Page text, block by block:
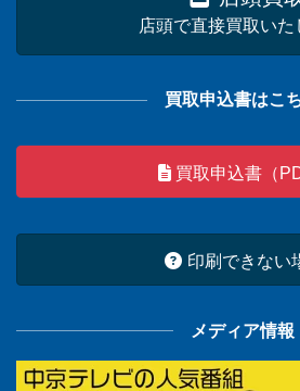
店頭で直接買取いた
買取申込書はこ
買取申込書（
印刷できない
メディア情報